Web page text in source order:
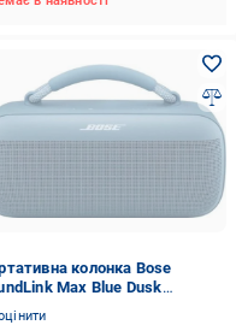
колонка Bose
Max Blue Dusk
0200)